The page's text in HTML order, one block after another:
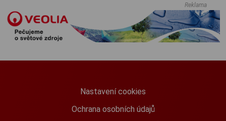
Reklama
Nastavení cookies
Ochrana osobních údajů